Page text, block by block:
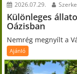
2026.07.29.
Különleges
Oázisban
Nemrég megnyílt a
Ajánló